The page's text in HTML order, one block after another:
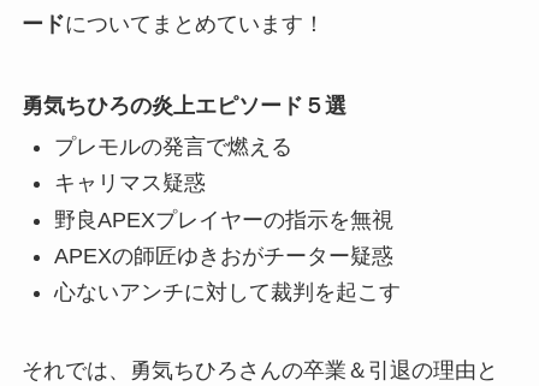
ードについてまとめています！
勇気ちひろの炎上エピソード５選
プレモルの発言で燃える
キャリマス疑惑
野良APEXプレイヤーの指示を無視
APEXの師匠ゆきおがチーター疑惑
心ないアンチに対して裁判を起こす
それでは、勇気ちひろさんの卒業＆引退の理由と